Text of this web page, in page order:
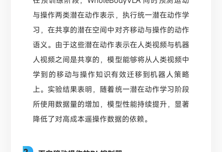
与操作两类潜在动作表示，执行统一潜在动作学
习，在共享的潜在空间中对齐移动与操作的动作
语义。由于这些潜在动作表示在人类视频与机器
人视频之间是共享的，模型能够将从人类视频中
学到的移动与操作知识有效迁移到机器人策略
上。实验结果表明，随着统一潜在动作学习阶段
所使用数据量的增加，模型性能持续提升，显著
降低了对高成本遥操作数据的依赖。